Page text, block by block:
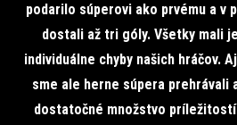
podarilo súperovi ako prvému a v
dostali až tri góly. Všetky mali
individuálne chyby našich hráčov.
sme ale herne súpera prehrávali
dostatočné množstvo